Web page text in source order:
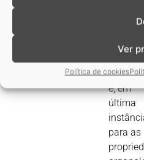
Ver
Política de cookies
reologia
e, em
última
para as